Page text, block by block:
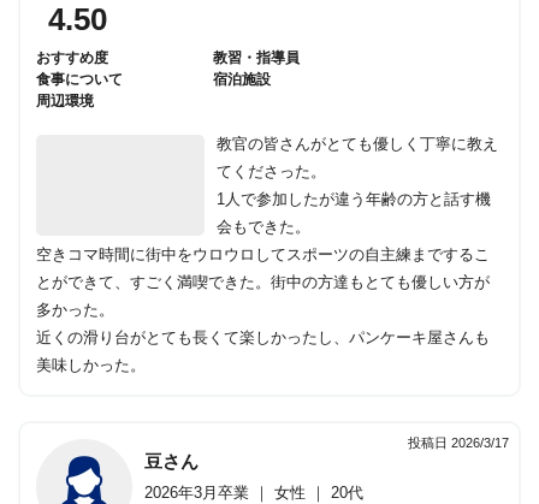
4.50
おすすめ度
教習・指導員
食事について
宿泊施設
周辺環境
教官の皆さんがとても優しく丁寧に教え
てくださった。
1人で参加したが違う年齢の方と話す機
会もできた。
空きコマ時間に街中をウロウロしてスポーツの自主練までするこ
とができて、すごく満喫できた。街中の方達もとても優しい方が
多かった。
近くの滑り台がとても長くて楽しかったし、パンケーキ屋さんも
美味しかった。
投稿日 2026/3/17
豆さん
2026年3月卒業 ｜ 女性 ｜ 20代